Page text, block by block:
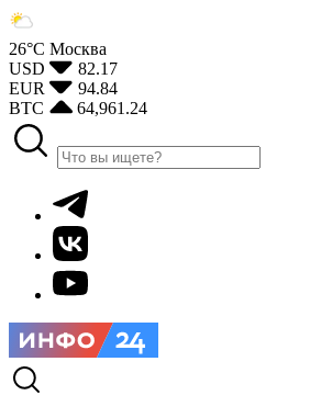
26°С Москва
USD
82.17
EUR
94.84
BTC
64,961.24